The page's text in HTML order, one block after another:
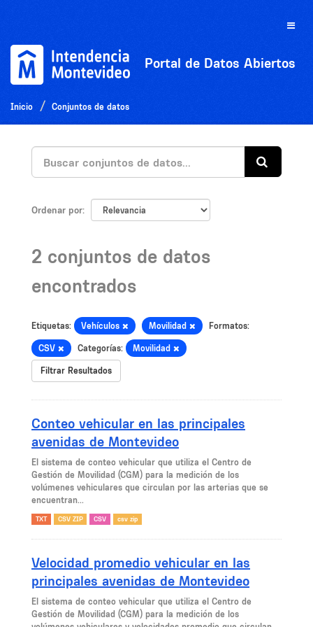
Toggle
Portal de Datos Abiertos
Inicio Conjuntos de datos
Ordenar por
2 conjuntos de datos
encontrados
Etiquetas: Vehículos Movilidad Formatos:
CSV Categorías: Movilidad
Filtrar Resultados
Conteo vehicular en las principales
avenidas de Montevideo
El sistema de conteo vehicular que utiliza el Centro de
Gestión de Movilidad (CGM) para la medición de los
volúmenes vehiculares que circulan por las arterias que se
encuentran...
TXT CSV ZIP CSV csv zip
Velocidad promedio vehicular en las
principales avenidas de Montevideo
El sistema de conteo vehicular que utiliza el Centro de
Gestión de Movilidad (CGM) para la medición de los